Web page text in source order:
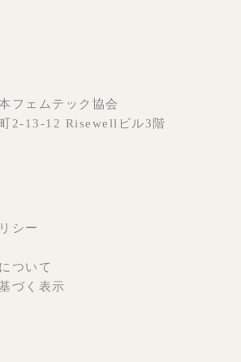
フェムテック協会
2-13-12 Risewellビル3階
シー
ついて
づく表示